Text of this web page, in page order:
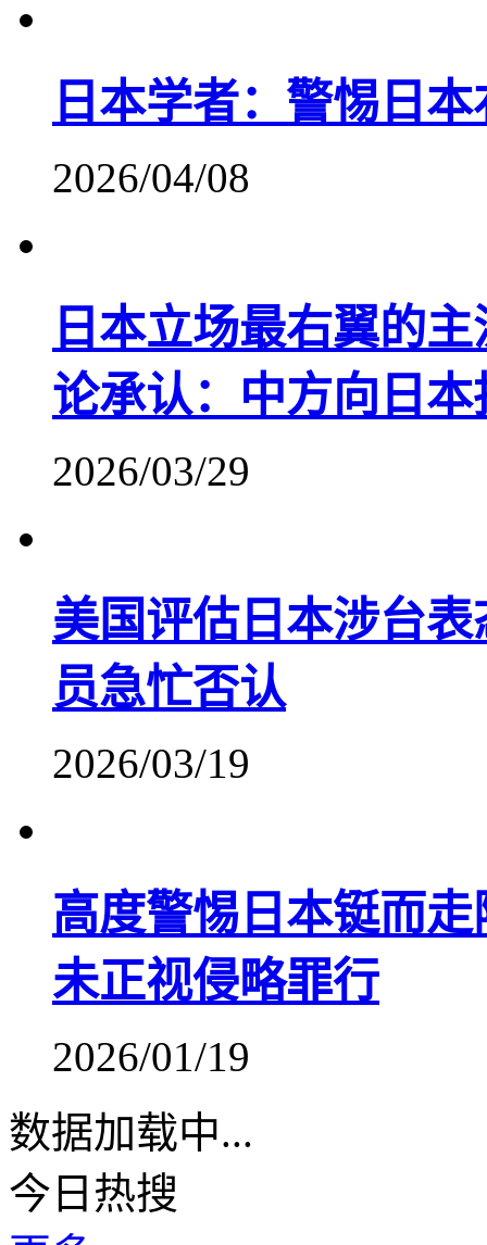
日本学者：警惕日
2026/04/08
日本立场最右翼的
论承认：中方向日
2026/03/29
美国评估日本涉台
员急忙否认
2026/03/19
高度警惕日本铤而
未正视侵略罪行
2026/01/19
数据加载中...
今日热搜